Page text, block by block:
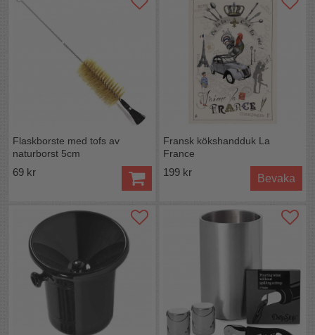
Nu kan diskkulorna rengöras under vattenkranen eller i
diskbaljan utan att de rinner ut i avloppet. Använd helst
inte diskmedel då det kan lämna smak efter sig. Kulorna
förvaras i behålllaren tills att det är dags för nästa
användning.
Flaskborste med tofs av
naturborst 5cm
69 kr
Fransk kökshandduk La
France
199 kr
Bevaka